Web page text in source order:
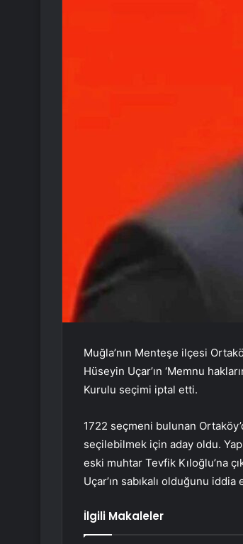
Muğla’nın Menteşe ilçesi
Hüseyin Uçar’ın ‘Memnu
Kurulu seçimi iptal etti.
1722 seçmeni bulunan
seçilebilmek için aday oldu.
eski muhtar Tevfik Kıloğlu’na
Uçar’ın sabıkalı olduğunu
İlgili Makaleler